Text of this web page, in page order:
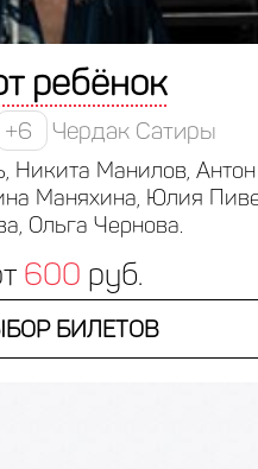
ребёнок
+6 Чердак Сатиры
Никита Манилов,
Маняхина, Юлия
Ольга Чернова.
600 руб.
БИЛЕТОВ